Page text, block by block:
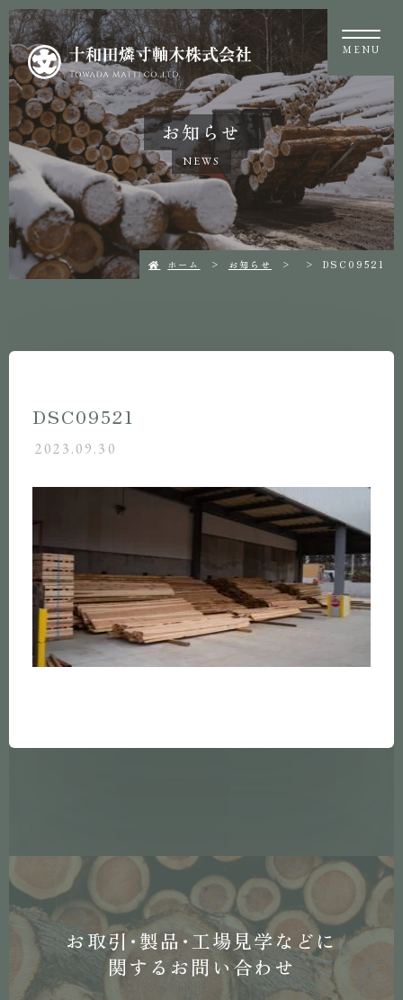
MENU
お知らせ
NEWS
ホーム お知らせ DSC09521
DSC09521
2023.09.30
お取引・製品・工場見学などに
関するお問い合わせ